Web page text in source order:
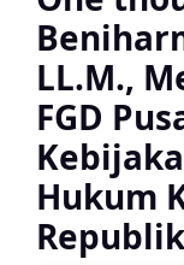
LL.M.,
FGD
Hukum